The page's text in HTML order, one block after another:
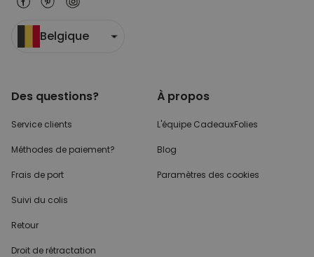
Belgique
Des questions?
Service clients
Méthodes de paiement?
Frais de port
Suivi du colis
Retour
Droit de rétractation
À propos
L'équipe CadeauxFolies
Blog
Paramètres des cookies